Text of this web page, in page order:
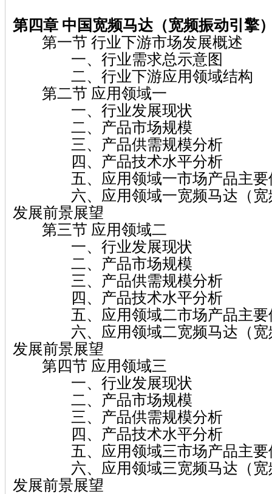
第四章 中国宽频马达（宽频振动引擎
第一节 行业下游市场发展概述
一、行业需求总示意图
二、行业下游应用领域结构
第二节 应用领域一
一、行业发展现状
二、产品市场规模
三、产品供需规模分析
四、产品技术水平分析
五、应用领域一市场产品主要
六、应用领域一宽频马达（宽
发展前景展望
第三节 应用领域二
一、行业发展现状
二、产品市场规模
三、产品供需规模分析
四、产品技术水平分析
五、应用领域二市场产品主要
六、应用领域二宽频马达（宽
发展前景展望
第四节 应用领域三
一、行业发展现状
二、产品市场规模
三、产品供需规模分析
四、产品技术水平分析
五、应用领域三市场产品主要
六、应用领域三宽频马达（宽
发展前景展望